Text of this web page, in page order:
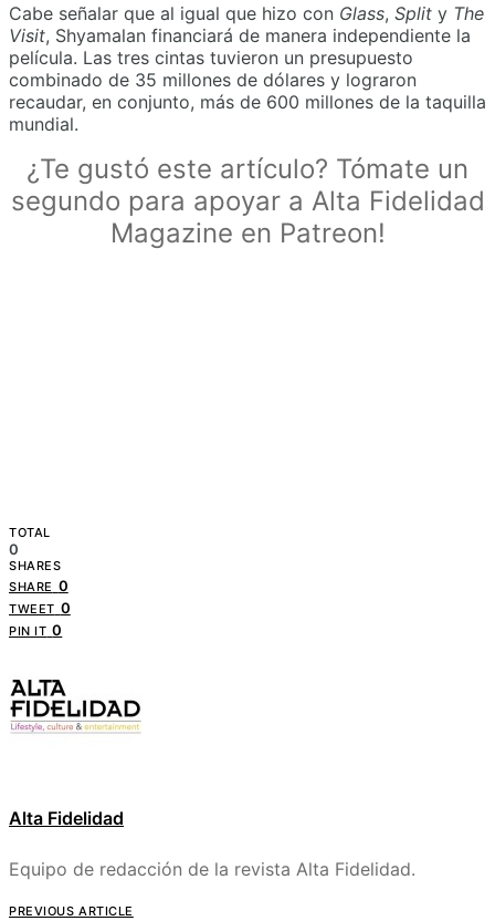
Cabe señalar que al igual que hizo con Glass, Split y The
Visit, Shyamalan financiará de manera independiente la
película. Las tres cintas tuvieron un presupuesto
combinado de 35 millones de dólares y lograron
recaudar, en conjunto, más de 600 millones de la taquilla
mundial.
¿Te gustó este artículo? Tómate un
segundo para apoyar a Alta Fidelidad
Magazine en Patreon!
TOTAL
0
SHARES
SHARE 0
TWEET 0
PIN IT 0
Alta Fidelidad
Equipo de redacción de la revista Alta Fidelidad.
PREVIOUS ARTICLE